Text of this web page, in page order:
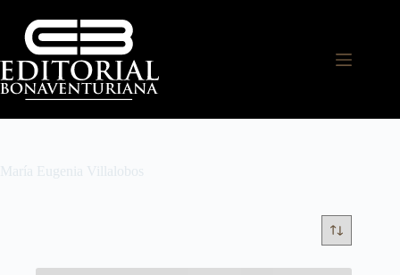
María Eugenia Villalobos